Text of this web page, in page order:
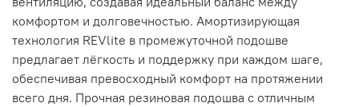
комфортом и долговечностью. Амортизирующая
технология REVlite в промежуточной подошве
предлагает лёгкость и поддержку при каждом шаге,
обеспечивая превосходный комфорт на протяжении
всего дня. Прочная резиновая подошва с отличным